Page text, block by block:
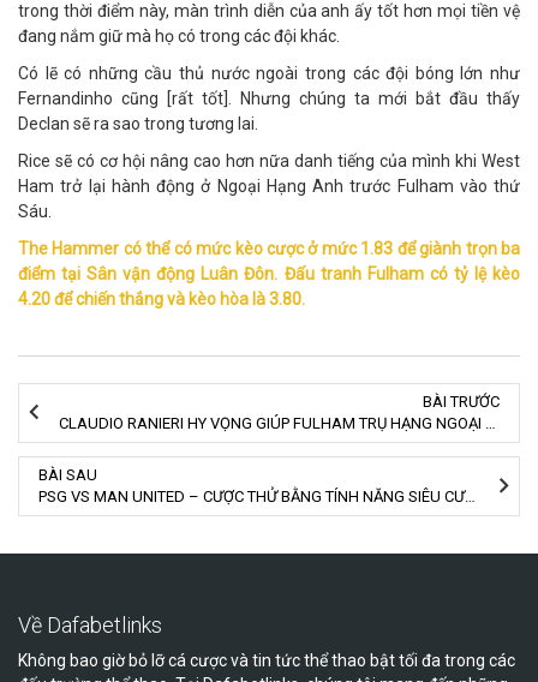
trong thời điểm này, màn trình diễn của anh ấy tốt hơn mọi tiền vệ
đang nắm giữ mà họ có trong các đội khác.
Có lẽ có những cầu thủ nước ngoài trong các đội bóng lớn như
Fernandinho cũng [rất tốt]. Nhưng chúng ta mới bắt đầu thấy
Declan sẽ ra sao trong tương lai.
Rice sẽ có cơ hội nâng cao hơn nữa danh tiếng của mình khi West
Ham trở lại hành động ở Ngoại Hạng Anh trước Fulham vào thứ
Sáu.
The Hammer có thể có mức kèo cược ở mức 1.83 để giành trọn ba
điểm tại Sân vận động Luân Đôn. Đấu tranh Fulham có tỷ lệ kèo
4.20 để chiến thắng và kèo hòa là 3.80.
BÀI TRƯỚC
CLAUDIO RANIERI HY VỌNG GIÚP FULHAM TRỤ HẠNG NGOẠI HẠNG ANH
BÀI SAU
PSG VS MAN UNITED – CƯỢC THỬ BẰNG TÍNH NĂNG SIÊU CƯỢC DAFABET
Về Dafabetlinks
Không bao giờ bỏ lỡ cá cược và tin tức thể thao bật tối đa trong các